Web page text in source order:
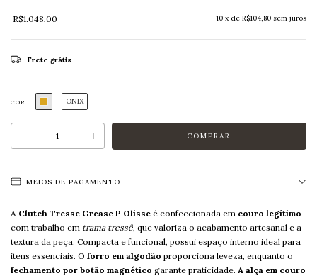
R$1.048,00 10 x de R$104,80 sem juros
Frete grátis
COR ONIX
MEIOS DE PAGAMENTO
A Clutch Tresse Grease P Olisse é confeccionada em couro legítimo
com trabalho em trama tressê, que valoriza o acabamento artesanal e a
textura da peça. Compacta e funcional, possui espaço interno ideal para
itens essenciais. O forro em algodão proporciona leveza, enquanto o
fechamento por botão magnético garante praticidade. A alça em couro